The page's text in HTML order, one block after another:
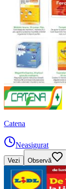
Catena
Neasigurat
Vezi Observă